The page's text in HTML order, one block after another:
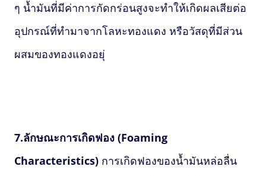
ๆ น้ำมันที่มีค่าการกัดกร่อนสูงจะทำให้เกิดผลเสียต่อ
อุปกรณ์ที่ทำมาจากโลหะทองแดง หรือวัสดุที่มีส่วน
ผสมของทองแดงอยุ่
7.ลักษณะการเกิดฟอง (Foaming
Characteristics) การเกิดฟองของน้ำมันหล่อลื่น